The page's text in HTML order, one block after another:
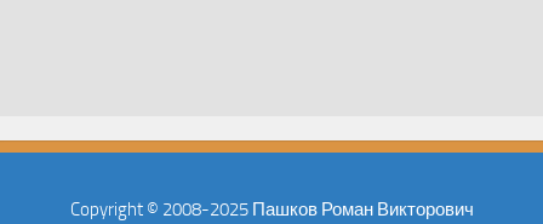
Copyright © 2008-2025 Пашков Роман Викторович